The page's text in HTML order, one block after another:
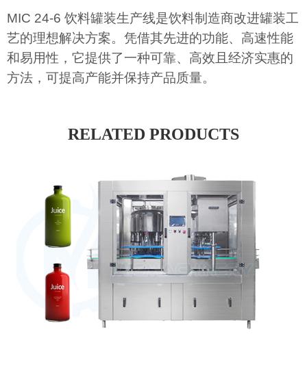
MIC 24-6 饮料罐装生产线是饮料制造商改进罐装工
艺的理想解决方案。凭借其先进的功能、高速性能
和易用性，它提供了一种可靠、高效且经济实惠的
方法，可提高产能并保持产品质量。
RELATED PRODUCTS